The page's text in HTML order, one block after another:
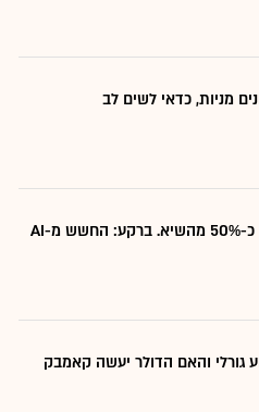
מניות, כדאי לשים לב
מניית אמדוקס צנחה כ-50% מהשיא. ברקע: החשש מ-AI
גורלי והאם הדולר יעשה קאמבק